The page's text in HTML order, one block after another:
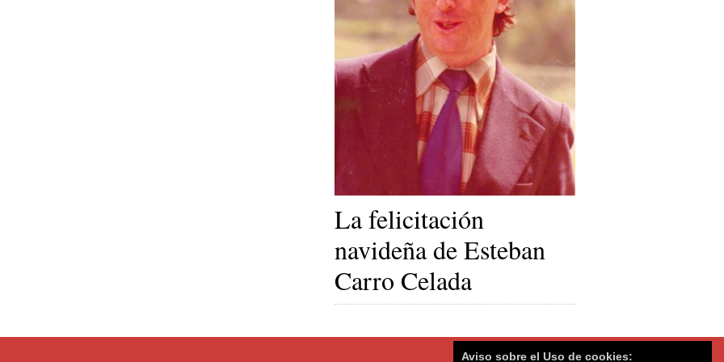
La felicitación
navideña de Esteban
Carro Celada
Aviso sobre el Uso de cookies: